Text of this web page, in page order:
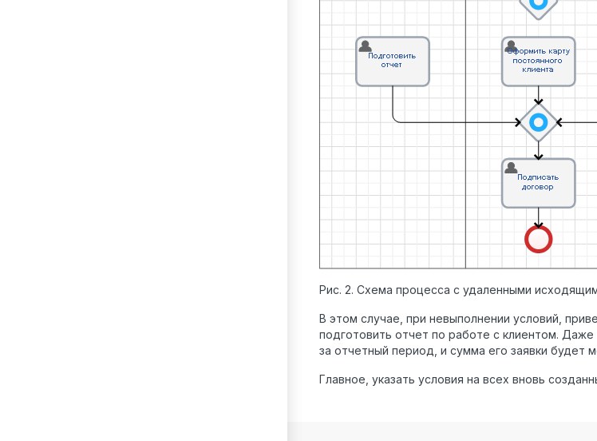
Рис. 2. Схема процесса с удаленными
В этом случае, при невыполнении условий,
подготовить отчет по работе с клиентом.
за отчетный период, и сумма его заявки будет
Главное, указать условия на всех вновь